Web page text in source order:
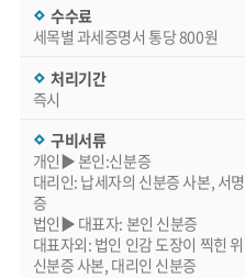
수수료
세목별 과세증명서 통당 800원
처리기간
즉시
구비서류
개인▶ 본인:신분증
대리인: 납세자의 신분증 사본, 서
증
법인▶ 대표자: 본인 신분증
대표자외: 법인 인감 도장이 찍힌
신분증 사본, 대리인 신분증